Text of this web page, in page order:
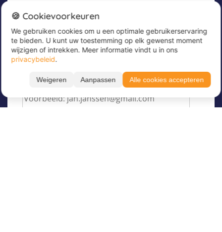
Nieuwsbrief
Meld u nu aan voor onze nieuwsbrief om
geweldige aanbiedingen te ontvangen en op de
hoogte te blijven!
Voer hier uw e-mailadres in*
🍪 Cookievoorkeuren
We gebruiken cookies om u een optimale gebruikerservaring
te bieden. U kunt uw toestemming op elk gewenst moment
wijzigen of intrekken. Meer informatie vindt u in ons
privacybeleid.
Weigeren Aanpassen Alle cookies accepteren